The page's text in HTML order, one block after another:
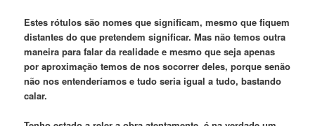
Estes rótulos são nomes que significam, mesmo que fiquem
distantes do que pretendem significar. Mas não temos outra
maneira para falar da realidade e mesmo que seja apenas
por aproximação temos de nos socorrer deles, porque senão
não nos entenderíamos e tudo seria igual a tudo, bastando
calar.